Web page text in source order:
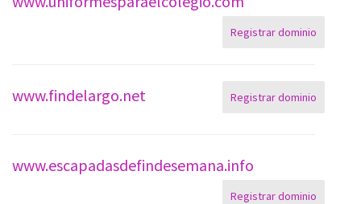
Registrar dominio
www.findelargo.net Registrar dominio
www.escapadasdefindesemana.info
Registrar dominio